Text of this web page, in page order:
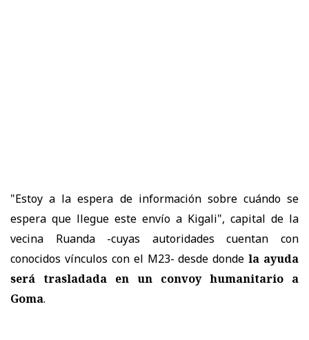
"Estoy a la espera de información sobre cuándo se
espera que llegue este envío a Kigali", capital de la
vecina Ruanda -cuyas autoridades cuentan con
conocidos vínculos con el M23- desde dondela ayuda
será trasladada en un convoy humanitario a
Goma.